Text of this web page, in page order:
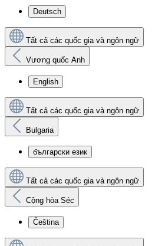
Deutsch
Tất cả các quốc gia và ngôn ngữ
Vương quốc Anh
English
Tất cả các quốc gia và ngôn ngữ
Bulgaria
български език
Tất cả các quốc gia và ngôn ngữ
Cộng hòa Séc
Čeština